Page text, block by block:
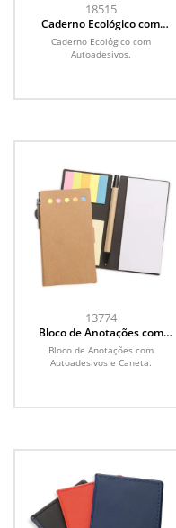
18515
Caderno Ecológico com
Autoadesivos
Caderno Ecológico com
Autoadesivos.
13774
Bloco de Anotações com
Autoadesivos e Caneta
Bloco de Anotações com
Autoadesivos e Caneta.